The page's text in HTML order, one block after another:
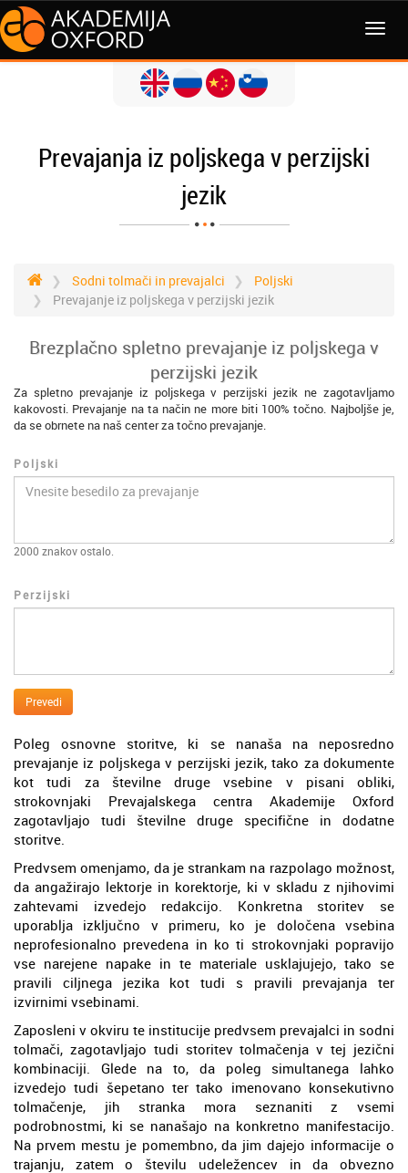
MENI
Prevajanja iz poljskega v perzijski
jezik
Sodni tolmači in prevajalci
Poljski
Prevajanje iz poljskega v perzijski jezik
Brezplačno spletno prevajanje iz poljskega v
perzijski jezik
Za spletno prevajanje iz poljskega v perzijski jezik ne zagotavljamo
kakovosti. Prevajanje na ta način ne more biti 100% točno. Najboljše je,
da se obrnete na naš center za točno prevajanje.
Poljski
2000 znakov ostalo.
Perzijski
Prevedi
Poleg osnovne storitve, ki se nanaša na neposredno
prevajanje iz poljskega v perzijski jezik, tako za dokumente
kot tudi za številne druge vsebine v pisani obliki,
strokovnjaki Prevajalskega centra Akademije Oxford
zagotavljajo tudi številne druge specifične in dodatne
storitve.
Predvsem omenjamo, da je strankam na razpolago možnost,
da angažirajo lektorje in korektorje, ki v skladu z njihovimi
zahtevami izvedejo redakcijo. Konkretna storitev se
uporablja izključno v primeru, ko je določena vsebina
neprofesionalno prevedena in ko ti strokovnjaki popravijo
vse narejene napake in te materiale usklajujejo, tako se
pravili ciljnega jezika kot tudi s pravili prevajanja ter
izvirnimi vsebinami.
Zaposleni v okviru te institucije predvsem prevajalci in sodni
tolmači, zagotavljajo tudi storitev tolmačenja v tej jezični
kombinaciji. Glede na to, da poleg simultanega lahko
izvedejo tudi šepetano ter tako imenovano konsekutivno
tolmačenje, jih stranka mora seznaniti z vsemi
podrobnostmi, ki se nanašajo na konkretno manifestacijo.
Na prvem mestu je pomembno, da jim dajejo informacije o
trajanju, zatem o številu udeležencev in da obvezno